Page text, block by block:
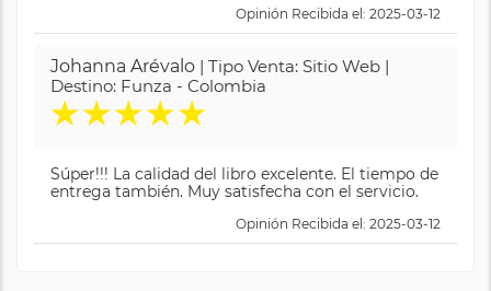
Opinión Recibida el: 2025-03-12
Johanna Arévalo | Tipo Venta: Sitio Web |
Destino: Funza - Colombia
★★★★★
Súper!!! La calidad del libro excelente. El tiempo de
entrega también. Muy satisfecha con el servicio.
Opinión Recibida el: 2025-03-12